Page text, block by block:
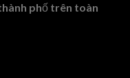
phố trên toàn